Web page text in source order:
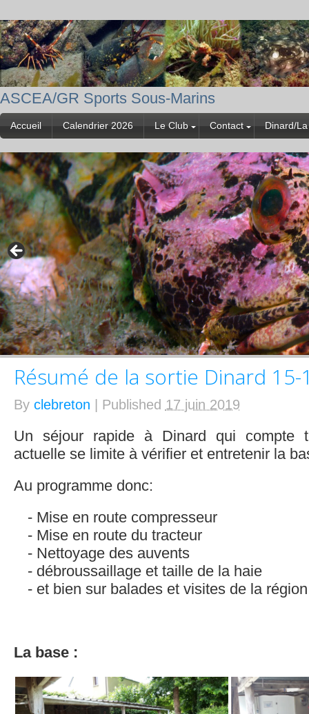
ASCEA/GR Sports Sous-Marins
Accueil Calendrier 2026 Le Club Contact Dinard/
Résumé de la sortie Dinard 15-
By clebreton Published 17 juin 2019
Un séjour rapide à Dinard qui compte
actuelle se limite à vérifier et entretenir la
Au programme donc:
Mise en route compresseur
Mise en route du tracteur
Nettoyage des auvents
débroussaillage et taille de la haie
et bien sur balades et visites de la région
La base :